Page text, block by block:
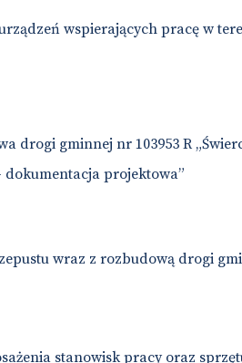
wspierających pracę w
drogi gminnej nr 103953 R
projektowa”
wraz z rozbudową drogi
stanowisk pracy oraz